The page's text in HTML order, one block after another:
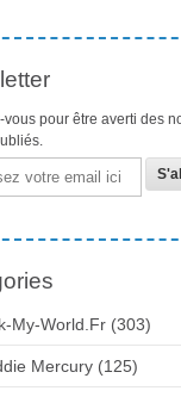
vous pour être averti des
My-World.fr (303)
Mercury (125)